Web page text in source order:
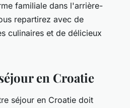
familiale dans l'arrière-
repartirez avec de
culinaires et de délicieux
en Croatie
séjour en Croatie doit